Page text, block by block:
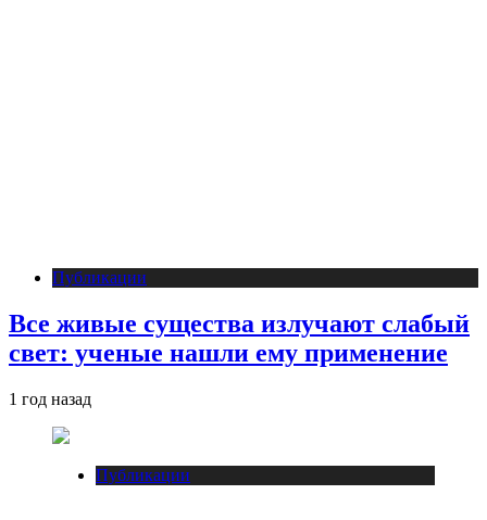
Публикации
Все живые существа излучают слабый
свет: ученые нашли ему применение
1 год назад
Публикации